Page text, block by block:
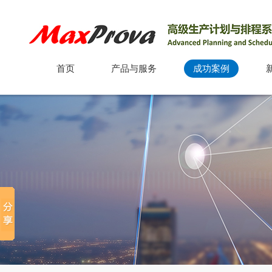
首页 产品与服务 成功案例